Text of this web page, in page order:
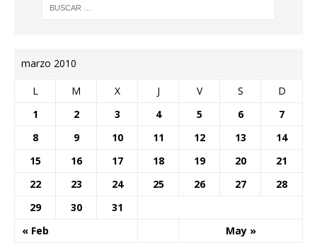
marzo 2010
L M X J V S D
« Feb May »
1 2 3 4 5 6
7
8
9 10 11 12 13
14
15
16 17 18 19 20
21
22
23 24 25 26 27
28
29
30 31